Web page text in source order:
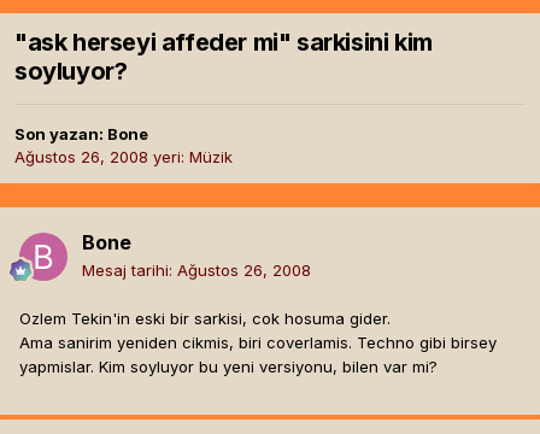
"ask herseyi affeder mi" sarkisini kim
soyluyor?
Son yazan: Bone
Ağustos 26, 2008 yeri: Müzik
Bone
Mesaj tarihi: Ağustos 26, 2008
Ozlem Tekin'in eski bir sarkisi, cok hosuma gider.
Ama sanirim yeniden cikmis, biri coverlamis. Techno gibi birsey
yapmislar. Kim soyluyor bu yeni versiyonu, bilen var mi?